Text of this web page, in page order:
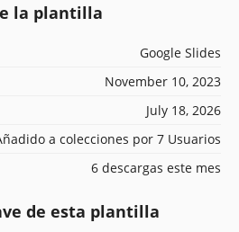
la plantilla
Google Slides
November 10, 2023
July 18, 2026
a colecciones por 7 Usuarios
6 descargas este mes
de esta plantilla